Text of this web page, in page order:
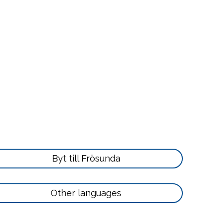
Läs
mer
här
Byt till Frösunda
Läs
Other languages